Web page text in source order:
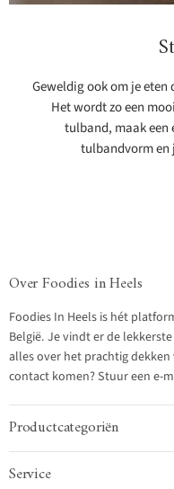
Geweldig ook om je eten
Het wordt zo een
tulband, maak een
tulbandvorm en
Over Foodies in Heels
Foodies In Heels is hét
België. Je vindt er de
alles over het prachtig
contact komen? Stuur een e-
Productcategoriën
Service